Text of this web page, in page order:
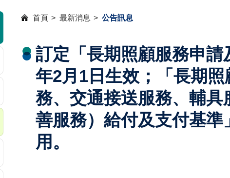
首頁 最新消息 公告訊息
訂定「長期照顧服務申
年2月1日生效；「長期
務、交通接送服務、輔
善服務）給付及支付基
用。